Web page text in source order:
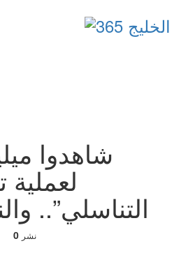
شاهدوا
التناسلي”..
0 نشر